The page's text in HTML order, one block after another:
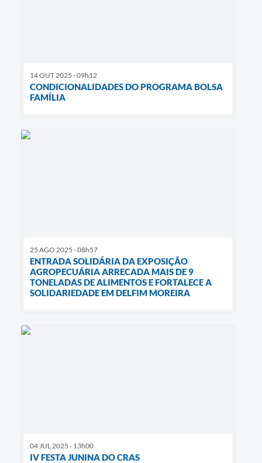
14 OUT 2025 - 09h12
CONDICIONALIDADES DO PROGRAMA BOLSA
FAMÍLIA
25 AGO 2025 - 08h57
ENTRADA SOLIDÁRIA DA EXPOSIÇÃO
AGROPECUÁRIA ARRECADA MAIS DE 9
TONELADAS DE ALIMENTOS E FORTALECE A
SOLIDARIEDADE EM DELFIM MOREIRA
04 JUL 2025 - 13h00
IV FESTA JUNINA DO CRAS